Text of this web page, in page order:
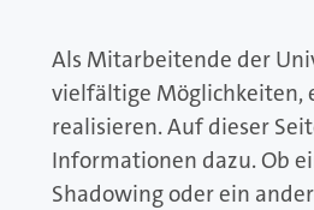
Als Mitarbeitende der
vielfältige Möglichkeiten,
realisieren. Auf dieser
Informationen dazu. Ob
Shadowing oder ein